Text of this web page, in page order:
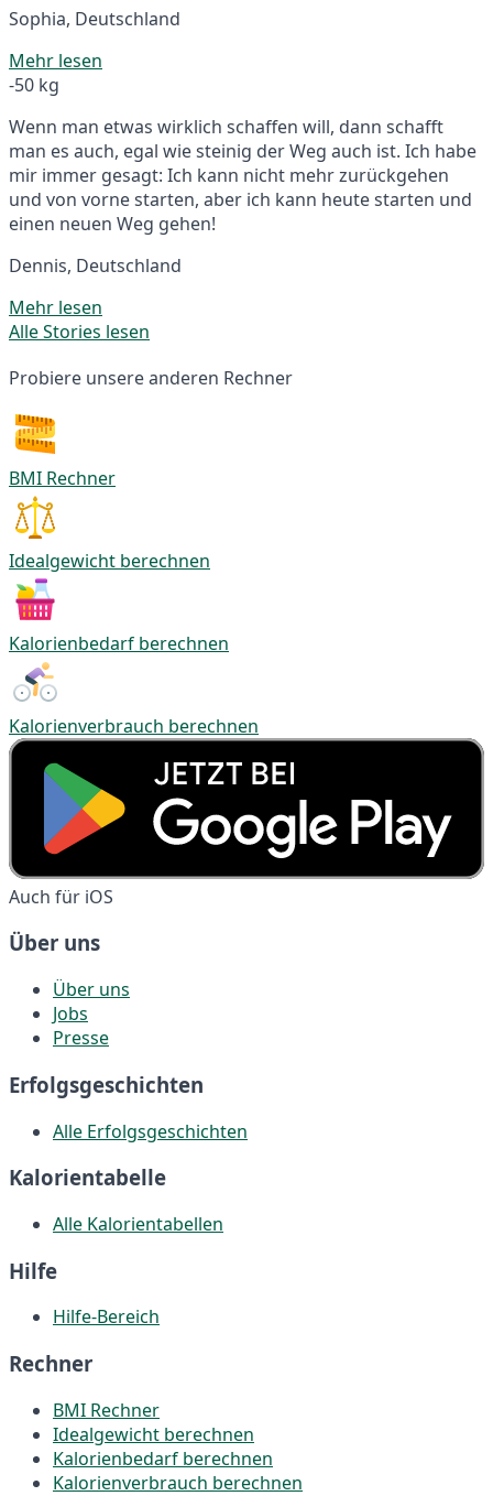
Sophia, Deutschland
Mehr lesen
-50 kg
Wenn man etwas wirklich schaffen will, dann schafft
man es auch, egal wie steinig der Weg auch ist. Ich habe
mir immer gesagt: Ich kann nicht mehr zurückgehen
und von vorne starten, aber ich kann heute starten und
einen neuen Weg gehen!
Dennis, Deutschland
Mehr lesen
Alle Stories lesen
Probiere unsere anderen Rechner
BMI Rechner
Idealgewicht berechnen
Kalorienbedarf berechnen
Kalorienverbrauch berechnen
Auch für iOS
Über uns
Über uns
Jobs
Presse
Erfolgsgeschichten
Alle Erfolgsgeschichten
Kalorientabelle
Alle Kalorientabellen
Hilfe
Hilfe-Bereich
Rechner
BMI Rechner
Idealgewicht berechnen
Kalorienbedarf berechnen
Kalorienverbrauch berechnen